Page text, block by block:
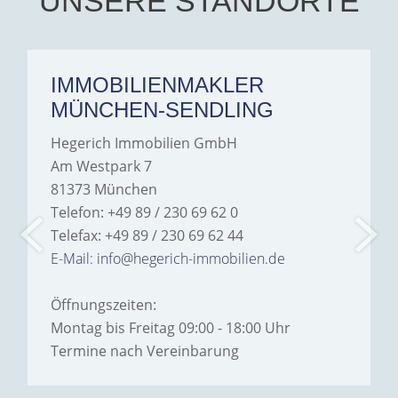
IMMOBILIENMAKLER
MÜNCHEN-SENDLING
Hegerich Immobilien GmbH
Am Westpark 7
81373 München
Telefon: +49 89 / 230 69 62 0
Telefax: +49 89 / 230 69 62 44
E-Mail: info@hegerich-immobilien.de
Öffnungszeiten:
Montag bis Freitag 09:00 - 18:00 Uhr
Termine nach Vereinbarung